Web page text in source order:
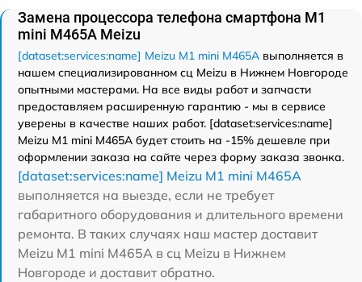
Замена процессора телефона смартфона M1
mini M465A Meizu
[dataset:services:name] Meizu M1 mini M465A выполняется в
нашем специализированном сц Meizu в Нижнем Новгороде
опытными мастерами. На все виды работ и запчасти
предоставляем расширенную гарантию - мы в сервисе
уверены в качестве наших работ. [dataset:services:name]
Meizu M1 mini M465A будет стоить на -15% дешевле при
оформлении заказа на сайте через форму заказа звонка.
[dataset:services:name] Meizu M1 mini M465A
выполняется на выезде, если не требует
габаритного оборудования и длительного времени
ремонта. В таких случаях наш мастер доставит
Meizu M1 mini M465A в сц Meizu в Нижнем
Новгороде и доставит обратно.